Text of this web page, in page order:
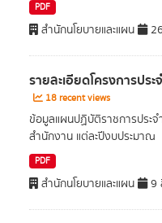
PDF
สำนักนโยบายและแผน
รายละเอียดโครงการปร
18 recent views
ข้อมูลแผนปฏิบัติราชการประ
สำนักงาน แต่ละปีงบประมาณ
PDF
สำนักนโยบายและแผน 9